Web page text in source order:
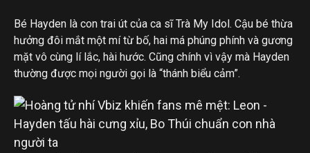
Bé Hayden là con trai út của ca sĩ Trà My Idol. Cậu bé thừa
hưởng đôi mắt một mí từ bố, hai má phúng phính và gương
mặt vô cùng lí lắc, hài hước. Cũng chính vì vậy mà Hayden
thường được mọi người gọi là “thánh biểu cảm”.